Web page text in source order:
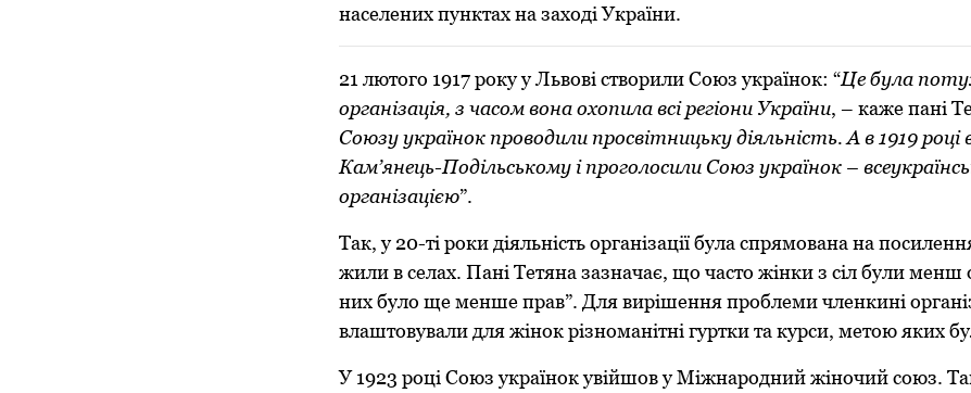
населених пунктах на заході України.
21 лютого 1917 року у Львові створили Союз українок: “Це була
організація, з часом вона охопила всі регіони України, – каже пані
Союзу українок проводили просвітницьку діяльність. А в 1919 році
Кам’янець-Подільському і проголосили Союз українок –
організацією”.
Так, у 20-ті роки діяльність організації була спрямована на
жили в селах. Пані Тетяна зазначає, що часто жінки з сіл були менш
них було ще менше прав”. Для вирішення проблеми членкині
влаштовували для жінок різноманітні гуртки та курси, метою яких
У 1923 році Союз українок увійшов у Міжнародний жіночий союз.